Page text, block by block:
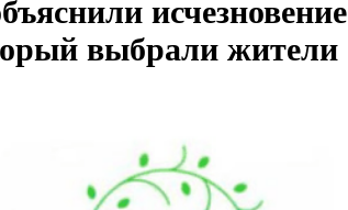
исчезновение
выбрали жители